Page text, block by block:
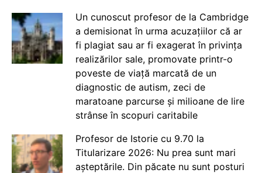
Un cunoscut profesor de la Cambridge
a demisionat în urma acuzațiilor că ar
fi plagiat sau ar fi exagerat în privința
realizărilor sale, promovate printr-o
poveste de viață marcată de un
diagnostic de autism, zeci de
maratoane parcurse și milioane de lire
strânse în scopuri caritabile
Profesor de Istorie cu 9.70 la
Titularizare 2026: Nu prea sunt mari
așteptările. Din păcate nu sunt posturi